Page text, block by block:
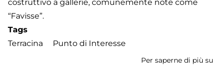
costruttivo a gallerie, comunemente note come
“Favisse”.
Tags
Terracina
Punto di Interesse
Per saperne di più su